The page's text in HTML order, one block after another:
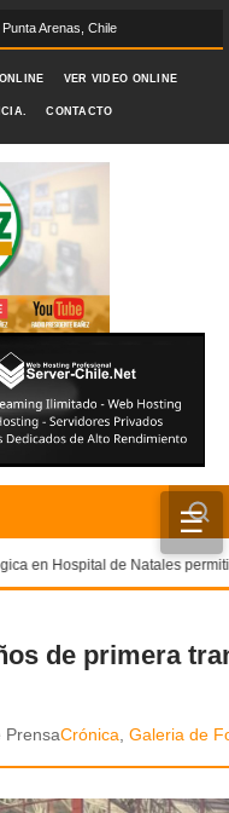
Arenas, Chile
VER VIDEO ONLINE
CONTACTO
☰
en Hospital de Natales
de primera
PrensaCrónica, Galeria de